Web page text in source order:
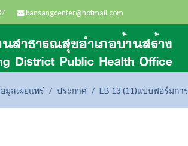
bansangcenter@hotmail.com
มูลเผยแพร่ ประกาศ EB 13 (11)แบบฟอร์มก